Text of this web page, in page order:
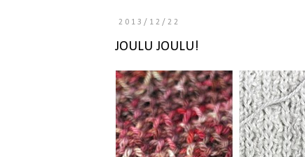
2013/12/22
JOULU JOULU!